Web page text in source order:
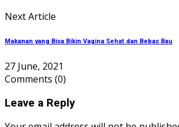
Next Article
Makanan yang Bisa Bikin Vagina Sehat dan Bebas Bau
27 June, 2021
Comments (0)
Leave a Reply